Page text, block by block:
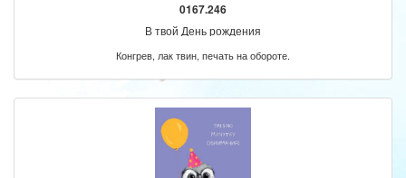
0167.246
В твой День рождения
Конгрев, лак твин, печать на обороте.